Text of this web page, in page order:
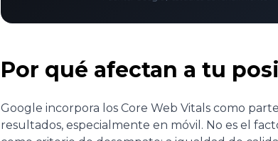
Por qué afectan a tu
Google incorpora los Core Web Vitals como
resultados, especialmente en móvil. No es el